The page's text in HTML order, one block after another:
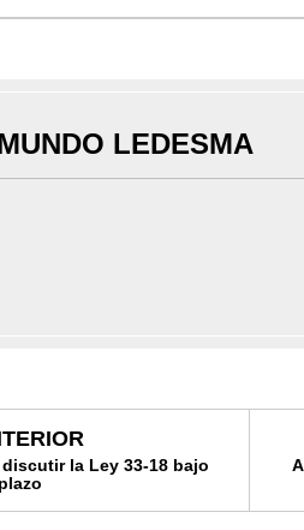
LEDESMA
la Ley 33-18 bajo